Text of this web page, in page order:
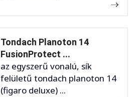
Tondach Planoton 14
FusionProtect ...
az egyszerű vonalú, sík
felületű tondach planoton 14
(figaro deluxe) ...